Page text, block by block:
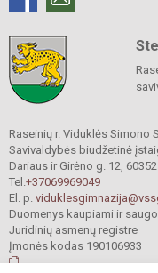
Raseinių r. Viduklės Simono
Savivaldybės biudžetinė
Dariaus ir Girėno g. 12,
Tel. +37069969049
El. p.
Duomenys kaupiami ir
Juridinių asmenų registre
Įmonės kodas 190106933